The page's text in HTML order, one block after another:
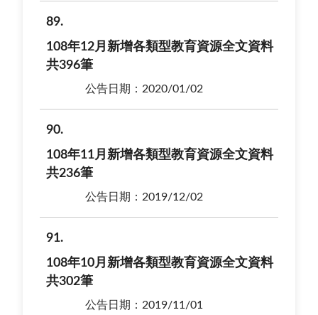
89
108年12月新增各類型教育資源全文資料
共396筆
公告日期：2020/01/02
90
108年11月新增各類型教育資源全文資料
共236筆
公告日期：2019/12/02
91
108年10月新增各類型教育資源全文資料
共302筆
公告日期：2019/11/01